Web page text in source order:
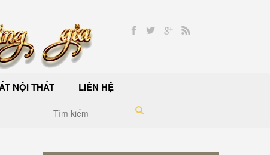
NỘI THẤT LIÊN HỆ